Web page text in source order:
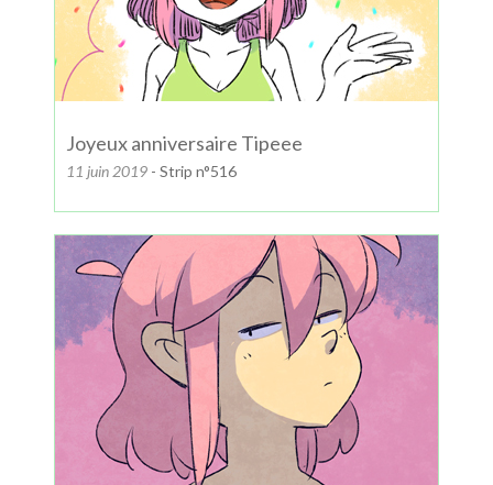
Joyeux anniversaire Tipeee
11 juin 2019 - Strip n°516